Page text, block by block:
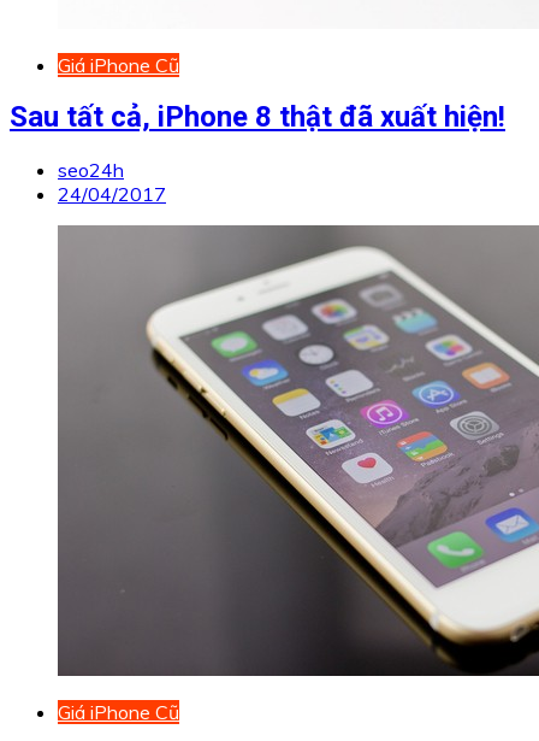
Giá iPhone Cũ
Sau tất cả, iPhone 8 thật đã xuất hiện!
seo24h
24/04/2017
Giá iPhone Cũ